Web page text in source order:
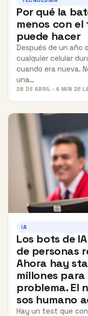
Por qué la
menos con el
puede hacer
Después de un año
cualquier celular
cuando era nueva.
una…
28 DE ABRIL · 6 MIN DE
IA
Los bots de
de personas
Ahora hay
millones para
problema. El
sos humano
Hay un test que